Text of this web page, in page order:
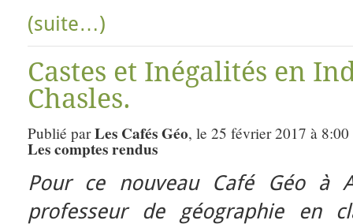
(suite…)
Castes et Inégalités en
Chasles.
Publié parLes Cafés Géo, le 25 février 2017 à
Les comptes rendus
Pour ce nouveau Café Géo à
professeur de géographie en